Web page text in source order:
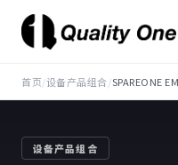
首页/设备产品组合/SPAREONE
设备产品组合